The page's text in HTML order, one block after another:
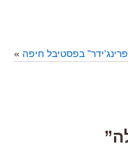
בפסטיבל חיפה »